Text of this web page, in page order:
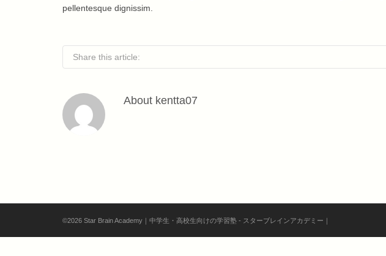
pellentesque dignissim.
Share this article:
About kentta07
©2026 Star Brain Academy｜中学生・高校生向けの学習塾 - スターブレインアカデミー｜